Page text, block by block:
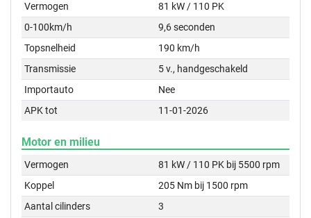
Vermogen
81 kW / 110 PK
0-100km/h
9,6 seconden
Topsnelheid
190 km/h
Transmissie
5 v., handgeschakeld
Importauto
Nee
APK tot
11-01-2026
Motor en milieu
Vermogen
81 kW / 110 PK bij 5500 rpm
Koppel
205 Nm bij 1500 rpm
Aantal cilinders
3